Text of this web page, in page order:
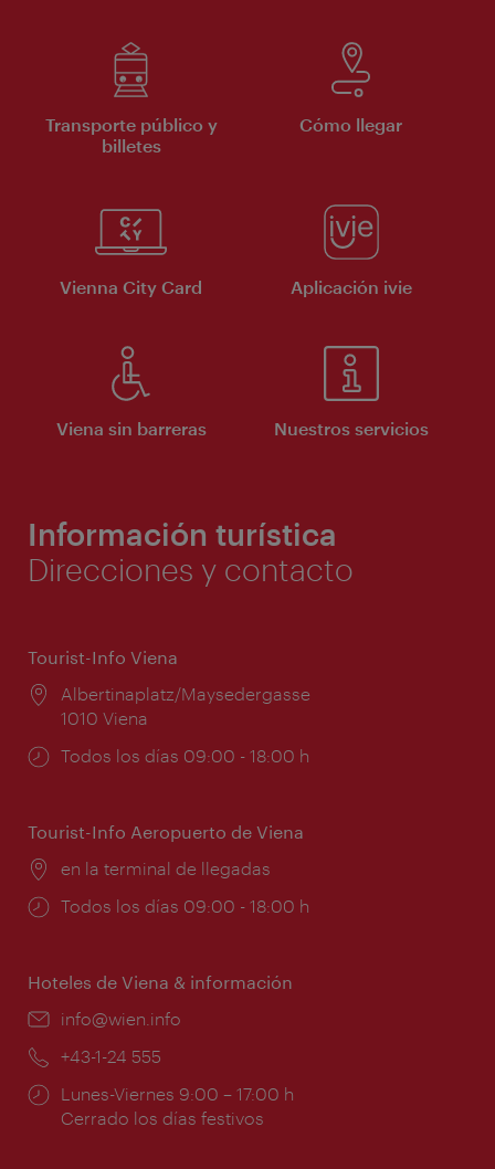
Transporte público y
billetes
Cómo llegar
Vienna City Card Aplicación ivie
Viena sin barreras Nuestros servicios
Información turística
Direcciones y contacto
Tourist-Info Viena
Lugar:
Albertinaplatz/Maysedergasse
1010 Viena
Horarios
Todos los días 09:00 - 18:00 h
Tourist-Info Aeropuerto de Viena
Lugar:
en la terminal de llegadas
Horarios
Todos los días 09:00 - 18:00 h
Hoteles de Viena & información
e-
info@wien.info
Teléfono:
+43-1-24 555
Horarios
de
Lunes-Viernes 9:00 – 17:00 h
Cerrado los días festivos